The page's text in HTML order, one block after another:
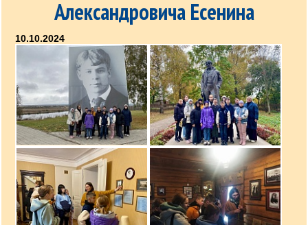
Александровича Есенина
10.10.2024